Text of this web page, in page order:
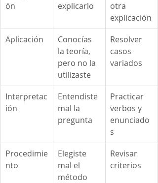
ón
explicarlo
otra
explicación
Aplicación
Conocías
la teoría,
pero no la
utilizaste
Resolver
casos
variados
Interpretac
ión
Entendiste
mal la
pregunta
Practicar
verbos y
enunciado
s
Procedimie
nto
Elegiste
mal el
método
Revisar
criterios